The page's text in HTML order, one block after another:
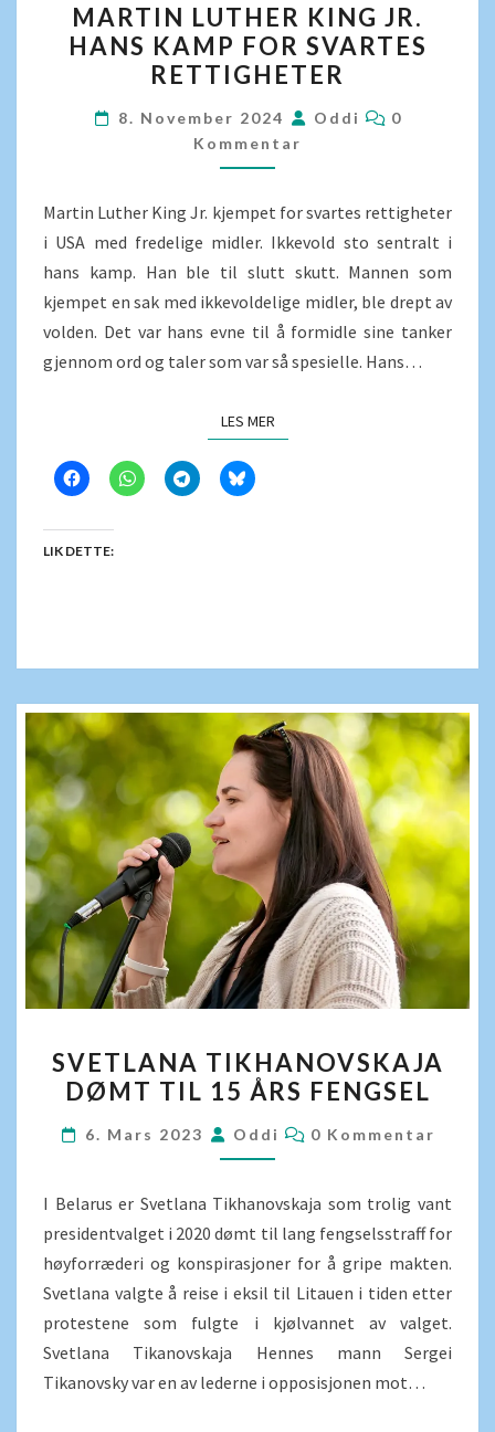
LUTHER
KING
JR.
HANS
KAMP
FOR
SVARTES
RETTIGHETER
MARTIN LUTHER KING JR.
HANS KAMP FOR SVARTES
RETTIGHETER
8. November 2024 Oddi
0
Kommentar
Martin Luther King Jr. kjempet for svartes rettigheter
i USA med fredelige midler. Ikkevold sto sentralt i
hans kamp. Han ble til slutt skutt. Mannen som
kjempet en sak med ikkevoldelige midler, ble drept av
volden. Det var hans evne til å formidle sine tanker
gjennom ord og taler som var så spesielle. Hans…
LES MERLES MER
LIK DETTE:
TIKHANOVSKAJA
DØMT
TIL
15
FENGSEL
SVETLANA TIKHANOVSKAJA
DØMT TIL 15 ÅRS FENGSEL
6. Mars 2023 Oddi KOMMENTARER
0 Kommentar
I Belarus er Svetlana Tikhanovskaja som trolig vant
presidentvalget i 2020 dømt til lang fengselsstraff for
høyforræderi og konspirasjoner for å gripe makten.
Svetlana valgte å reise i eksil til Litauen i tiden etter
protestene som fulgte i kjølvannet av valget.
Svetlana Tikanovskaja Hennes mann Sergei
Tikanovsky var en av lederne i opposisjonen mot…